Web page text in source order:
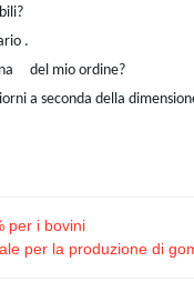
.
del mio ordine?
a seconda della
per i bovini
per la produzione di